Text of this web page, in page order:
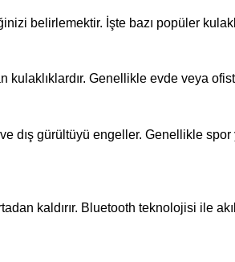
belirlemektir. İşte bazı popüler
kulaklıklardır. Genellikle evde veya
dış gürültüyü engeller. Genellikle
kaldırır. Bluetooth teknolojisi ile